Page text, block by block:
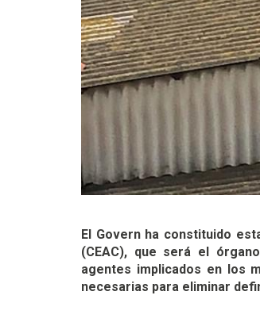
El Govern ha constituido
(CEAC), que será el
agentes implicados en los
necesarias para eliminar